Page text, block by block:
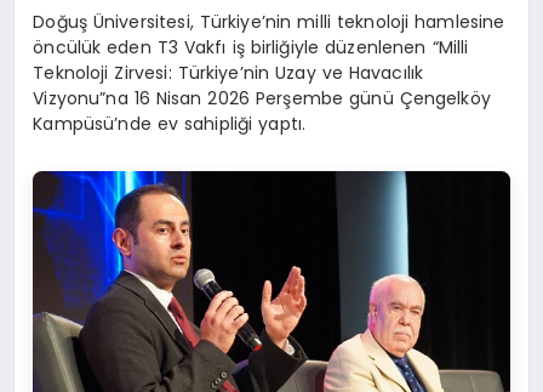
Doğuş Üniversitesi, Türkiye’nin milli teknoloji hamlesine
öncülük eden T3 Vakfı iş birliğiyle düzenlenen “Milli
Teknoloji Zirvesi: Türkiye’nin Uzay ve Havacılık
Vizyonu”na 16 Nisan 2026 Perşembe günü Çengelköy
Kampüsü’nde ev sahipliği yaptı.